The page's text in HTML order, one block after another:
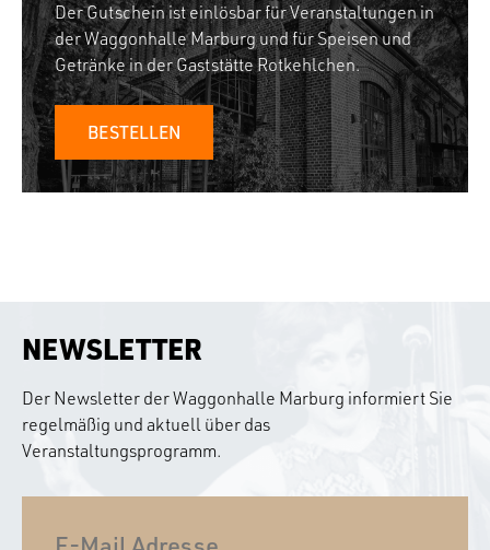
Der Gutschein ist einlösbar für Veranstaltungen in
der Waggonhalle Marburg und für Speisen und
Getränke in der Gaststätte Rotkehlchen.
BESTELLEN
NEWSLETTER
Der Newsletter der Waggonhalle Marburg informiert Sie
regelmäßig und aktuell über das
Veranstaltungsprogramm.